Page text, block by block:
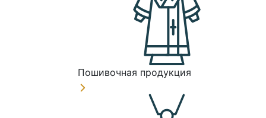
Пошивочная продукция